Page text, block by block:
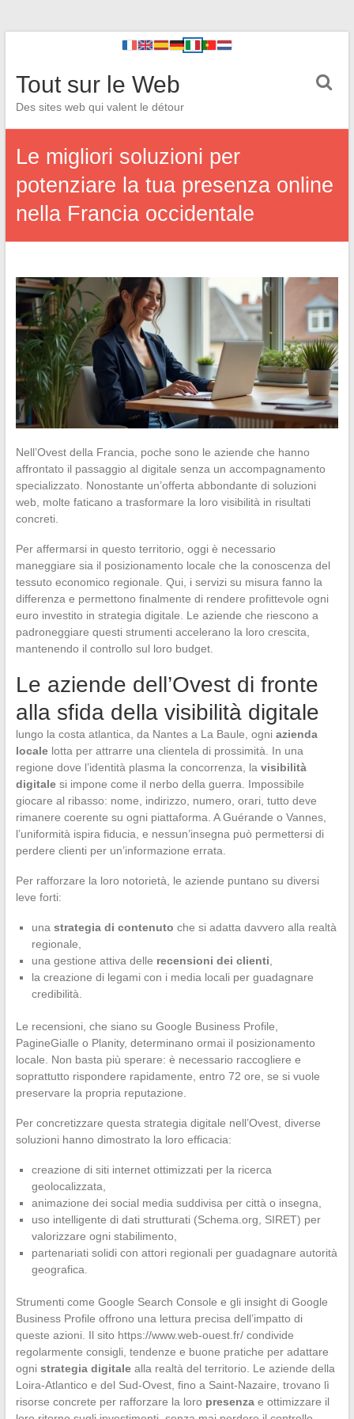
Tout sur le Web
Des sites web qui valent le détour
Le migliori soluzioni per
potenziare la tua presenza online
nella Francia occidentale
Nell’Ovest della Francia, poche sono le aziende che hanno
affrontato il passaggio al digitale senza un accompagnamento
specializzato. Nonostante un’offerta abbondante di soluzioni
web, molte faticano a trasformare la loro visibilità in risultati
concreti.
Per affermarsi in questo territorio, oggi è necessario
maneggiare sia il posizionamento locale che la conoscenza del
tessuto economico regionale. Qui, i servizi su misura fanno la
differenza e permettono finalmente di rendere profittevole ogni
euro investito in strategia digitale. Le aziende che riescono a
padroneggiare questi strumenti accelerano la loro crescita,
mantenendo il controllo sul loro budget.
Le aziende dell’Ovest di fronte
alla sfida della visibilità digitale
lungo la costa atlantica, da Nantes a La Baule, ogni azienda
localelotta per attrarre una clientela di prossimità. In una
regione dove l’identità plasma la concorrenza, la visibilità
digitalesi impone come il nerbo della guerra. Impossibile
giocare al ribasso: nome, indirizzo, numero, orari, tutto deve
rimanere coerente su ogni piattaforma. A Guérande o Vannes,
l’uniformità ispira fiducia, e nessun’insegna può permettersi di
perdere clienti per un’informazione errata.
Per rafforzare la loro notorietà, le aziende puntano su diversi
leve forti:
una strategia di contenuto che si adatta davvero alla realtà
regionale,
una gestione attiva delle recensioni dei clienti
la creazione di legami con i media locali per guadagnare
credibilità.
Le recensioni, che siano su Google Business Profile,
PagineGialle o Planity, determinano ormai il posizionamento
locale. Non basta più sperare: è necessario raccogliere e
soprattutto rispondere rapidamente, entro 72 ore, se si vuole
preservare la propria reputazione.
Per concretizzare questa strategia digitale nell’Ovest, diverse
soluzioni hanno dimostrato la loro efficacia:
creazione di siti internet ottimizzati per la ricerca
geolocalizzata,
animazione dei social media suddivisa per città o insegna,
uso intelligente di dati strutturati (Schema.org, SIRET) per
valorizzare ogni stabilimento,
partenariati solidi con attori regionali per guadagnare autorità
geografica.
Strumenti come Google Search Console e gli insight di Google
Business Profile offrono una lettura precisa dell’impatto di
queste azioni. Il sito https://www.web-ouest.fr/ condivide
regolarmente consigli, tendenze e buone pratiche per adattare
ogni strategia digitalealla realtà del territorio. Le aziende della
Loira-Atlantico e del Sud-Ovest, fino a Saint-Nazaire, trovano lì
risorse concrete per rafforzare la loro presenzae ottimizzare il